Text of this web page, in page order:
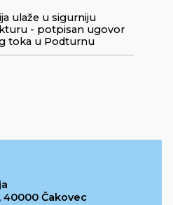
ulaže u sigurniju
- potpisan ugovor
toka u Podturnu
40000 Čakovec